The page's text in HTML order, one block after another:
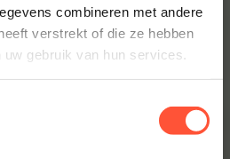
combineren met andere
verstrekt of die ze hebben
gebruik van hun services.